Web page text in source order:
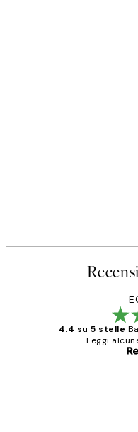
4.4 su 5 stelle
Leggi